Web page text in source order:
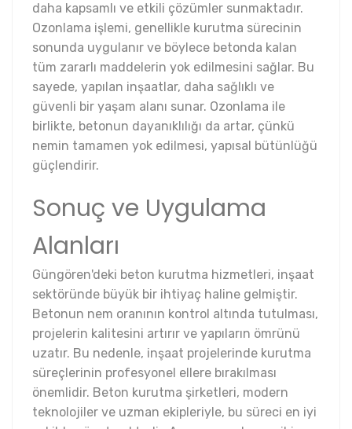
daha kapsamlı ve etkili çözümler sunmaktadır.
Ozonlama işlemi, genellikle kurutma sürecinin
sonunda uygulanır ve böylece betonda kalan
tüm zararlı maddelerin yok edilmesini sağlar. Bu
sayede, yapılan inşaatlar, daha sağlıklı ve
güvenli bir yaşam alanı sunar. Ozonlama ile
birlikte, betonun dayanıklılığı da artar, çünkü
nemin tamamen yok edilmesi, yapısal bütünlüğü
güçlendirir.
Sonuç ve Uygulama
Alanları
Güngören'deki beton kurutma hizmetleri, inşaat
sektöründe büyük bir ihtiyaç haline gelmiştir.
Betonun nem oranının kontrol altında tutulması,
projelerin kalitesini artırır ve yapıların ömrünü
uzatır. Bu nedenle, inşaat projelerinde kurutma
süreçlerinin profesyonel ellere bırakılması
önemlidir. Beton kurutma şirketleri, modern
teknolojiler ve uzman ekipleriyle, bu süreci en iyi